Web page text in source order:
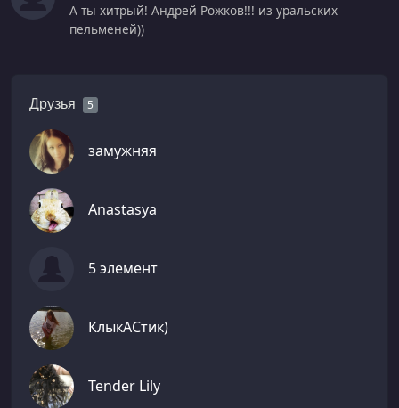
А ты хитрый! Андрей Рожков!!! из уральских
пельменей))
Друзья 5
замужняя
Anastasya
5 элемент
КлыкАСтик)
Tender Lily